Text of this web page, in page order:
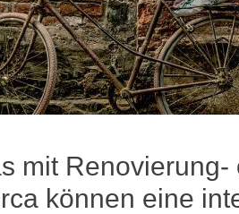
mit
können eine